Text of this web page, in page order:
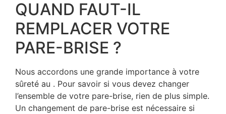
QUAND FAUT-IL
REMPLACER VOTRE
PARE-BRISE ?
Nous accordons une grande importance à votre
sûreté au . Pour savoir si vous devez changer
l’ensemble de votre pare-brise, rien de plus simple.
Un changement de pare-brise est nécessaire si